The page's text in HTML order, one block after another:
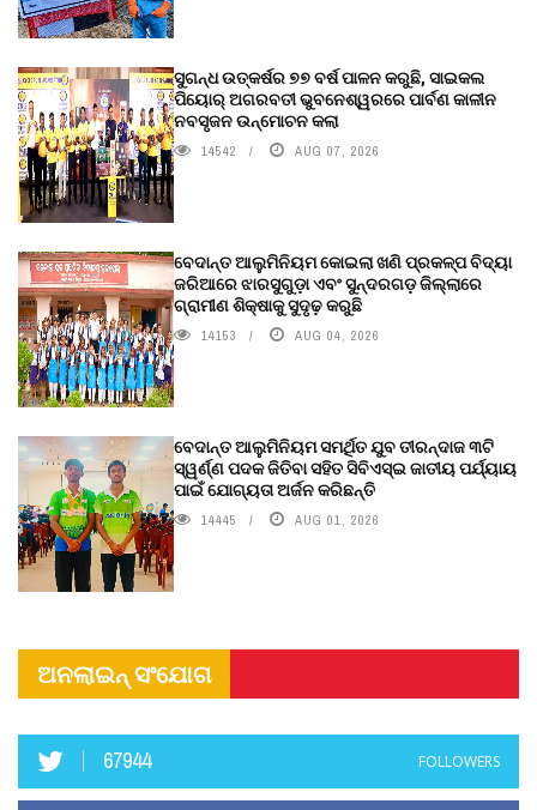
ସୁଗନ୍ଧ ଉତ୍କର୍ଷର ୭୭ ବର୍ଷ ପାଳନ କରୁଛି, ସାଇକଲ
ପିୟୋର୍‌ ଅଗରବତୀ ଭୁବନେଶ୍ୱରରେ ପାର୍ବଣ କାଳୀନ
ନବସୃଜନ ଉନ୍ମୋଚନ କଲା
14542 AUG 07, 2026
ବେଦାନ୍ତ ଆଲୁମିନିୟମ କୋଇଲା ଖଣି ପ୍ରକଳ୍ପ ବିଦ୍ୟା
ଜରିଆରେ ଝାରସୁଗୁଡ଼ା ଏବଂ ସୁନ୍ଦରଗଡ଼ ଜିଲ୍ଲାରେ
ଗ୍ରାମୀଣ ଶିକ୍ଷାକୁ ସୁଦୃଢ଼ କରୁଛି
14153 AUG 04, 2026
ବେଦାନ୍ତ ଆଲୁମିନିୟମ ସମର୍ଥିତ ଯୁବ ତୀରନ୍ଦାଜ ୩ଟି
ସ୍ୱର୍ଣ୍ଣ ପଦକ ଜିତିବା ସହିତ ସିବିଏସ୍ଇ ଜାତୀୟ ପର୍ଯ୍ୟାୟ
ପାଇଁ ଯୋଗ୍ୟତା ଅର୍ଜନ କରିଛନ୍ତି
14445 AUG 01, 2026
ଅନଲାଇନ୍ ସଂଯୋଗ
67944 FOLLOWERS